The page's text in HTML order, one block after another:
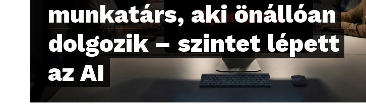
munkatárs, aki önállóan
dolgozik – szintet lépett
az AI